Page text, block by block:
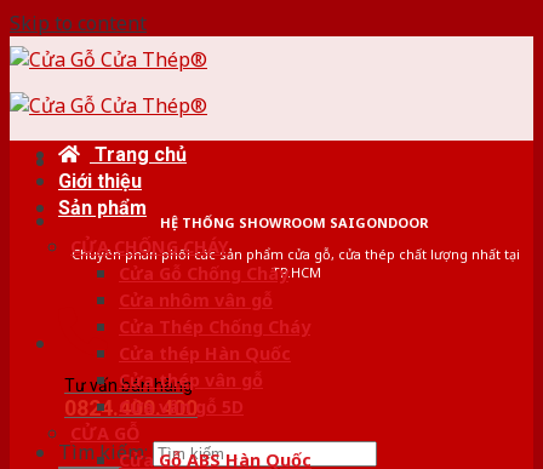
Skip to content
HỆ THỐNG SHOWROOM SAIGONDOOR
Chuyên phân phối các sản phẩm cửa gỗ, cửa thép chất lượng nhất tại
TP.HCM
Tư vấn bán hàng
0824.400.400
Tìm kiếm:
Trang chủ
Giới thiệu
Sản phẩm
CỬA CHỐNG CHÁY
Cửa Gỗ Chống Cháy
Cửa nhôm vân gỗ
Cửa Thép Chống Cháy
Cửa thép Hàn Quốc
Cửa thép vân gỗ
Cửa vân gỗ 5D
CỬA GỖ
Cửa Gỗ ABS Hàn Quốc